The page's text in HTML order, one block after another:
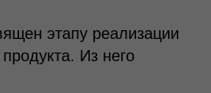
этапу реализации
Из него